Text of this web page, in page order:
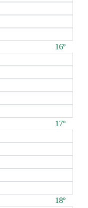
16º
17º
18º